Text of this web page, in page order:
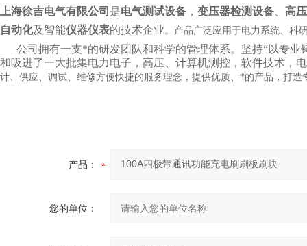
上海徐吉电气有限公司 是电气测试设备 ， 变压器检测设备
高
自动化及智能仪器仪表的技术企业。产品广泛应用于电力系统、科
公司拥有一支*的研发团队和科学的管理体系。坚持“以专业
和吸进了一大批集电力电子，高压、计算机测控，软件技术，
计、供应、调试、维修方便快捷的服务理念，提供优质、*的产品，打造
产品：
您的单位：